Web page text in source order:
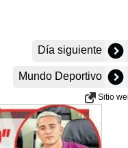
Día siguiente
Mundo Deportivo
Sitio